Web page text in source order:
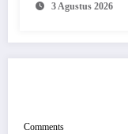
3 Agustus 2026
Comments